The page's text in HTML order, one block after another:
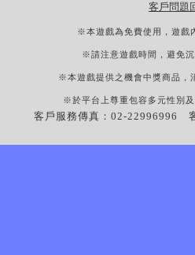
客戶問題
※本遊戲為免費使用，遊戲
※請注意遊戲時間，避免
※本遊戲提供之機會中獎商品，
※於平台上尊重包容多元性別
客戶服務傳真：02-22996996